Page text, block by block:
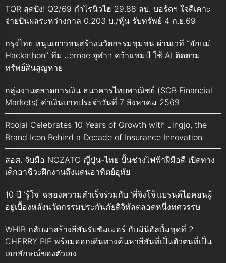
TQR สุดปัง! Q2/69 กำไรนิวไฮ 29.88 ลบ. บอร์ดฯ ใจดีเคาะ
จ่ายปันผลระหว่างกาล 0.203 บ./หุ้น รับทรัพย์ 4 ก.ย.69
กรุงไทย หนุนเยาวชนสร้างนวัตกรรมชุมชน ผ่านเวที “ฮักแม่
Hackathon” ทีม Jernae จุฬาฯ คว้าแชมป์ ใช้ AI ติดตาม
ทรัพย์สินสูญหาย
กลุ่มงานตลาดการเงิน ธนาคารไทยพาณิชย์ (SCB Financial
Markets) ค่าเงินบาทประจำวันที่ 7 สิงหาคม 2569
Roojai Celebrates 10 Years of Growth with Jingjo, the
Brand Icon Behind a Decade of Insurance Innovation
สอศ. จับมือ NOZATO ญี่ปุ่น-ไทย ปั้นช่างไฟฟ้าฝีมือดี เปิดทาง
เด็กอาชีวะฝึกงานถึงแดนอาทิตย์อุทัย
10 ปี ‘รู้ใจ’ ฉลองความสำเร็จร่วมกับ ‘พี่จิงโจ้’แบรนด์ไอคอนผู้
อยู่เบื้องหลังนวัตกรรมประกันภัยดิจิทัลตลอดหนึ่งทศวรรษ
WHIB กลับมาสร้างสีสันรับซัมเมอร์ กับมินิอัลบั้มชุดที่ 2
CHERRY PIE พร้อมออกเดินทางค้นหาสีสันที่เป็นตัวตนที่เป็น
เอกลักษณ์ของตัวเอง